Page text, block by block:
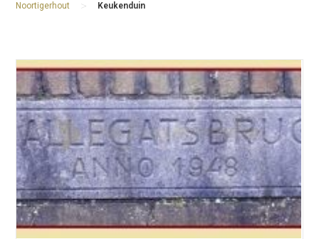
Noortigerhout > Keukenduin